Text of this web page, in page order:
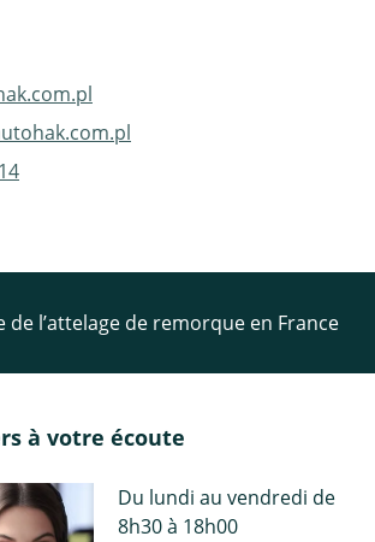
de l’attelage de remorque en France
à votre écoute
Du lundi au vendredi de
8h30 à 18h00